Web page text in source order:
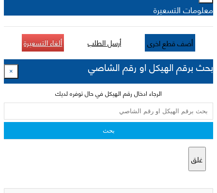
معلومات التسعيرة
أضف قطع اخرى أرسل الطلب ألغاء التسعيرة
بحث برقم الهيكل او رقم الشاصي ×
الرجاء ادخال رقم الهيكل في حال توفره لديك
بحث
غلق